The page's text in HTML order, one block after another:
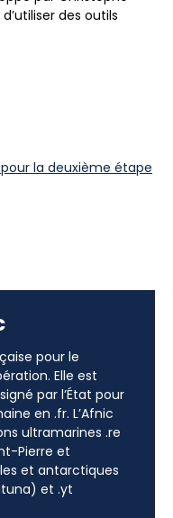
des outils
la deuxième étape
pour le
Elle est
par l’État pour
en .fr. L’Afnic
ultramarines .re
Pierre et
et antarctiques
et .yt